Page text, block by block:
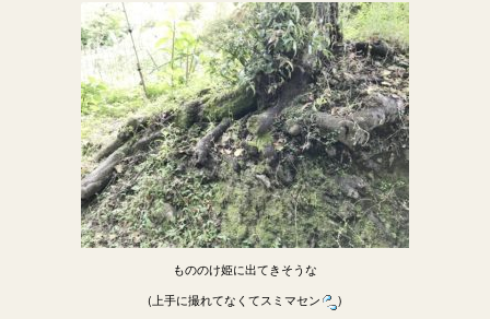
もののけ姫に出てきそうな
(上手に撮れてなくてスミマセン
)